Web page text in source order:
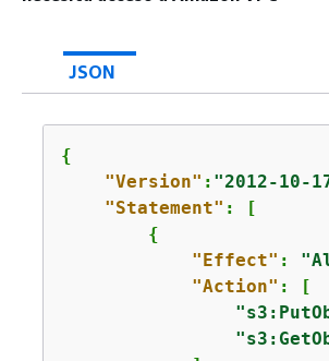
JSON
{
"Version" : "2012-10-
"Statement" : [
{
"Effect" :
"Action" : [